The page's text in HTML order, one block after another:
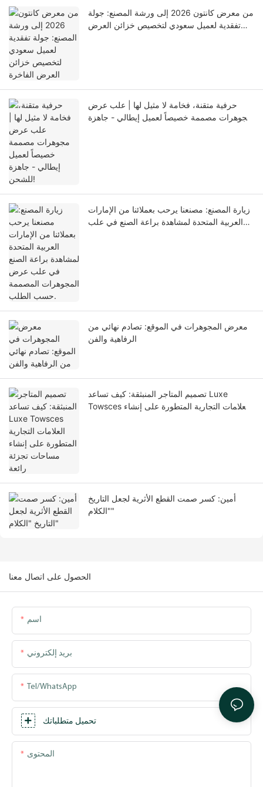
من معرض كانتون 2026 إلى ورشة المصنع: جولة
تفقدية لعميل سعودي لتخصيص خزائن العرض
حرفية متقنة، فخامة لا مثيل لها | علب عرض
مجوهرات مصممة خصيصاً لعميل إيطالي - جاهزة
زيارة المصنع: مصنعنا يرحب بعملائنا من الإمارات
العربية المتحدة لمشاهدة براعة الصنع في علب
معرض المجوهرات في الموقع: تصادم نهائي من
الرفاهية والفن
تصميم المتاجر المنبثقة: كيف تساعد Luxe
Towsces العلامات التجارية المتطورة على إنشاء
أمين: كسر صمت القطع الأثرية لجعل التاريخ
"الكلام"
الحصول على اتصال معنا
اسم
بريد إلكتروني
Tel/WhatsApp
تحميل متطلباتك
المحتوى